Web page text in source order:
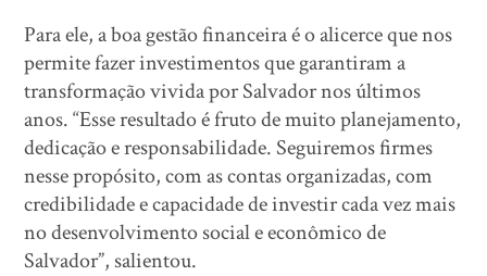
Para ele, a boa gestão financeira é o alicerce que nos
permite fazer investimentos que garantiram a
transformação vivida por Salvador nos últimos
anos. “Esse resultado é fruto de muito planejamento,
dedicação e responsabilidade. Seguiremos firmes
nesse propósito, com as contas organizadas, com
credibilidade e capacidade de investir cada vez mais
no desenvolvimento social e econômico de
Salvador”, salientou.